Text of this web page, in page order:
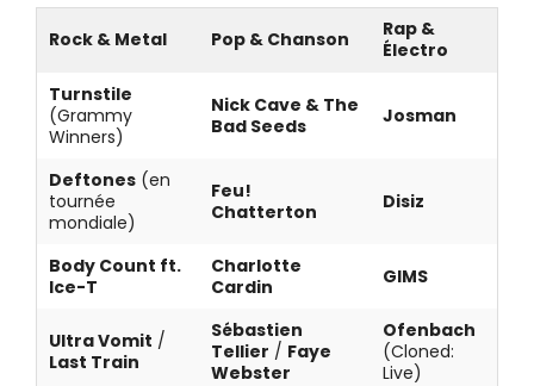
Rock & Metal Pop & Chanson
Rap &
Électro
Turnstile
(Grammy
Winners)
Nick Cave & The
Bad Seeds
Josman
Deftones (en
tournée
mondiale)
Feu!
Chatterton
Disiz
Body Count ft.
Ice-T
Charlotte
Cardin
GIMS
Ultra Vomit /
Last Train
Sébastien
Tellier / Faye
Webster
Ofenbach
(Cloned:
Live)